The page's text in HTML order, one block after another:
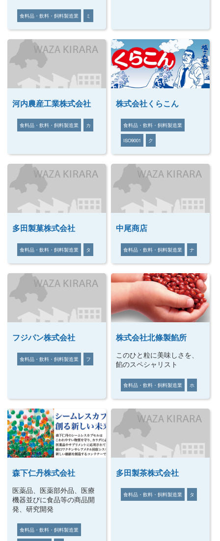
食料品・飲料・飼料製造業 ミ
河内農産工業株式会社
食料品・飲料・飼料製造業 カ
株式会社くらこん
食料品・飲料・飼料製造業
ISO9001 ク
多田製菓株式会社
食料品・飲料・飼料製造業 タ
中尾商店
食料品・飲料・飼料製造業 ナ
フジパン株式会社
食料品・飲料・飼料製造業 フ
株式会社北條製餡所
このひと粒に美味しさを、
餡のスペシャリスト
食料品・飲料・飼料製造業 ホ
森下仁丹株式会社
医薬品、医薬部外品、医療
機器並びに食品等の商品開
発、研究開発
食料品・飲料・飼料製造業
多田製茶株式会社
食料品・飲料・飼料製造業 タ